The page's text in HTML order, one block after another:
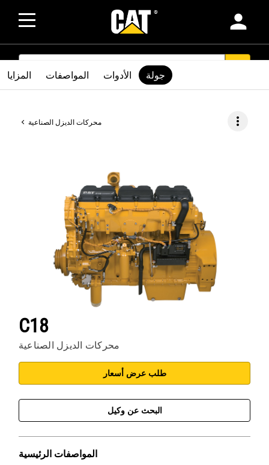
person
SEARCH
محركات الديزل الصناعية more_vert
C18
محركات الديزل الصناعية
طلب عرض أسعار
البحث عن وكيل
المواصفات الرئيسية
المزايا المواصفات الأدوات جولة